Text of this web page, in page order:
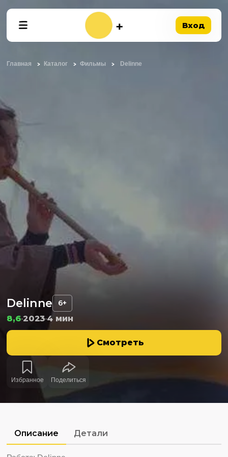
Вход
Главная Каталог Фильмы Delinne
Delinne 6+
8,620234 мин
Смотреть
Избранное Поделиться
Описание Детали